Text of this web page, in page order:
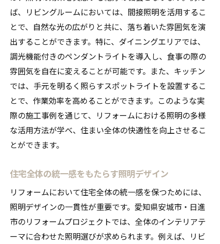
ば、リビングルームにおいては、間接照明を活用するこ
とで、自然な光の広がりと共に、落ち着いた雰囲気を演
出することができます。特に、ダイニングエリアでは、
調光機能付きのペンダントライトを導入し、食事の際の
雰囲気を自在に変えることが可能です。また、キッチン
では、手元を明るく照らすスポットライトを設置するこ
とで、作業効率を高めることができます。このような実
際の施工事例を通じて、リフォームにおける照明の多様
な活用方法が学べ、住まい全体の快適性を向上させるこ
とができます。
住宅全体の統一感をもたらす照明デザイン
リフォームにおいて住宅全体の統一感を保つためには、
照明デザインの一貫性が重要です。愛知県安城市・日進
市のリフォームプロジェクトでは、全体のインテリアテ
ーマに合わせた照明選びが求められます。例えば、リビ